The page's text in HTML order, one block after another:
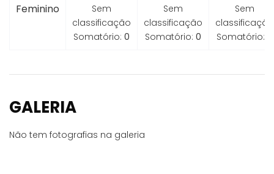
Feminino
Sem
classificação
Somatório: 0
Sem
classificação
Somatório: 0
Sem
classificação
Somatório:
GALERIA
Não tem fotografias na galeria